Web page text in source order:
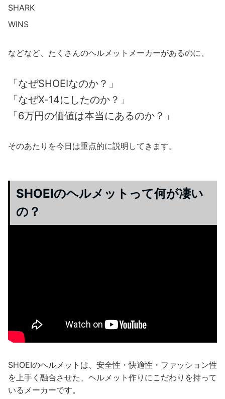
SHARK
WINS
などなど、たくさんのヘルメットメーカーがあるのに、
「なぜSHOEIなのか？」
「なぜX-14にしたのか？」
「6万円の価値は本当にあるのか？」
そのあたりを今日は重点的に説明してきます。
SHOEIのヘルメットって何が凄い
の？
SHOEIのヘルメットは、安全性・快適性・ファッション性
を上手く融合させた、ヘルメット作りにこだわりを持って
いるメーカーです。